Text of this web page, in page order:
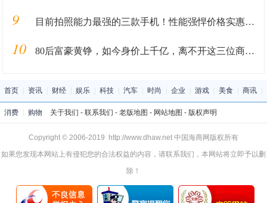
9 目前拍照能力最强的三款手机！性能强悍价格实惠，过年用很有面子
10 80后富豪黄铮，如今身价上千亿，离不开这三位商业大佬的帮助
首页 资讯 财经 娱乐 科技 汽车 时尚 企业 游戏 美食 商讯
消费 购物 关于我们 - 联系我们 - 老版地图 - 网站地图 - 版权声明
Copyright © 2006-2019 http://www.dhaw.net 中国海商网版权所有
如果您发现本网站上有侵犯您的合法权益的内容，请联系我们，本网站将立即予以删
除！